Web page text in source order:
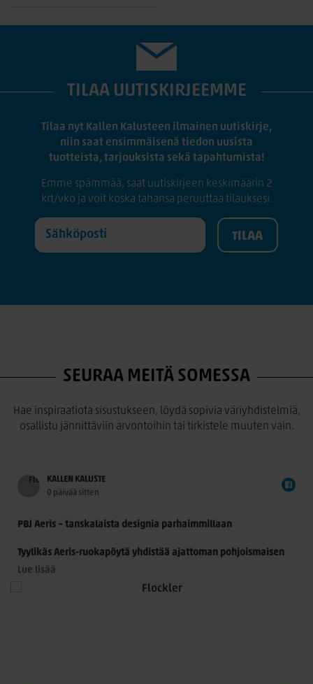
TILAA UUTISKIRJEEMME
Tilaa nyt Kallen Kalusteen ilmainen uutiskirje,
niin saat ensimmäisenä tiedon uusista
tuotteista, tarjouksista sekä tapahtumista!
Emme spämmää, saat uutiskirjeen keskimäärin 2
krt/vko ja voit koska tahansa peruuttaa tilauksesi.
SEURAA MEITÄ SOMESSA
Hae inspiraatiota sisustukseen, löydä sopivia väriyhdistelmiä,
osallistu jännittäviin arvontoihin tai tirkistele muuten vain.
KALLEN KALUSTE
0 päivää sitten
PBJ Aeris – tanskalaista designia parhaimmillaan
Tyylikäs Aeris-ruokapöytä yhdistää ajattoman pohjoismaisen
muotoilun ja käytännöllisyyden. Morten Svendsenin
suunnittelemassa pöydässä on kauniisti muotoillut
massiivitammijalat ja useita laadukkaita kansivaihtoehtoja.
Lue lisää